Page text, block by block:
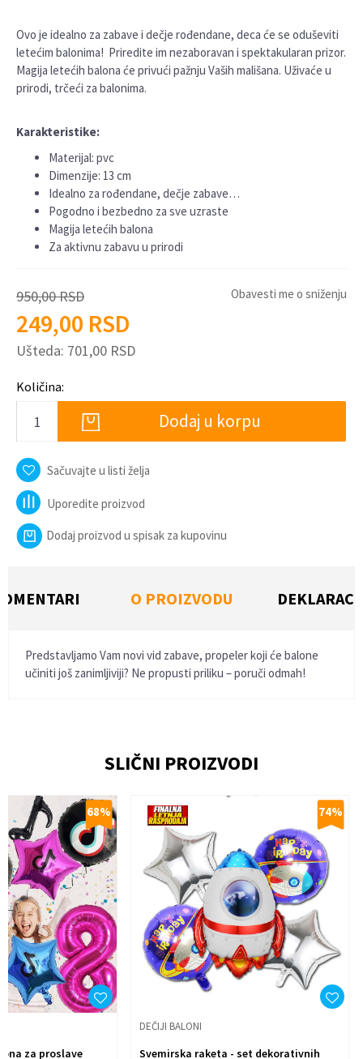
Ovo je idealno za zabave i dečje rođendane, deca će se oduševiti
letećim balonima! Priredite im nezaboravan i spektakularan prizor.
Magija letećih balona će privući pažnju Vaših mališana. Uživaće u
prirodi, trčeći za balonima.
Karakteristike:
Materijal: pvc
Dimenzije: 13 cm
Idealno za rođendane, dečje zabave…
Pogodno i bezbedno za sve uzraste
Magija letećih balona
Za aktivnu zabavu u prirodi
950,00RSD
249,00 RSD
Ušteda: 701,00 RSD
Obavesti me o sniženju
Količina:
Dodaj u korpu
Sačuvajte u listi želja
Uporedite proizvod
Dodaj proizvod u spisak za kupovinu
O PROIZVODU
Predstavljamo Vam novi vid zabave, propeler koji će balone
učiniti još zanimljiviji? Ne propusti priliku – poruči odmah!
Poruka
Anti-spam zaštita - izračunajte koliko je 4 + 1 :
Pošalji
SLIČNI PROIZVODI
68%
za proslave
74%
DEČIJI BALONI
Svemirska raketa - set dekorativnih